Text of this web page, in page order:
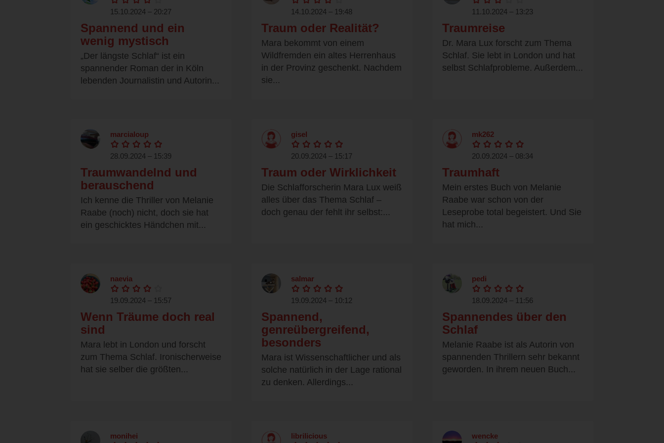
15.10.2024 – 20:27
Spannend und ein
wenig mystisch
„Der längste Schlaf“ ist ein
spannender Roman der in Köln
lebenden Journalistin und Autorin...
14.10.2024 – 19:48
Traum oder Realität?
Mara bekommt von einem
Wildfremden ein altes Herrenhaus
in der Provinz geschenkt. Nachdem
sie...
11.10.2024 – 13:23
Traumreise
Dr. Mara Lux forscht zum Thema
Schlaf. Sie lebt in London und hat
selbst Schlafprobleme. Außerdem...
marcialoup
28.09.2024 – 15:39
Traumwandelnd und
berauschend
Ich kenne die Thriller von Melanie
Raabe (noch) nicht, doch sie hat
ein geschicktes Händchen mit...
gisel
20.09.2024 – 15:17
Traum oder Wirklichkeit
Die Schlafforscherin Mara Lux weiß
alles über das Thema Schlaf –
doch genau der fehlt ihr selbst:...
mk262
20.09.2024 – 08:34
Traumhaft
Mein erstes Buch von Melanie
Raabe war schon von der
Leseprobe total begeistert. Und Sie
hat mich...
naevia
19.09.2024 – 15:57
Wenn Träume doch real
sind
Mara lebt in London und forscht
zum Thema Schlaf. Ironischerweise
hat sie selber die größten...
salmar
19.09.2024 – 10:12
Spannend,
genreübergreifend,
besonders
Mara ist Wissenschaftlicher und als
solche natürlich in der Lage rational
zu denken. Allerdings...
pedi
18.09.2024 – 11:56
Spannendes über den
Schlaf
Melanie Raabe ist als Autorin von
spannenden Thrillern sehr bekannt
geworden. In ihrem neuen Buch...
monihei librilicious wencke